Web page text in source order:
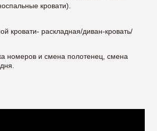
кровати).
кровати- раскладная/диван-кровать/
номеров и смена полотенец, смена